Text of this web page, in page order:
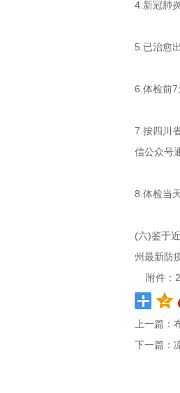
4.新冠肺
5.已治愈
6.体检前
7.按四川
信公众号
8.体检当
(六)鉴于
州最新防
附件：
上一篇：
下一篇：